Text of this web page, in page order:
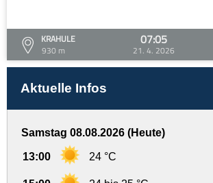
KRAHULE
930 m
07:05
21. 4. 2026
Aktuelle Infos
Samstag 08.08.2026 (Heute)
13:00 24 °C